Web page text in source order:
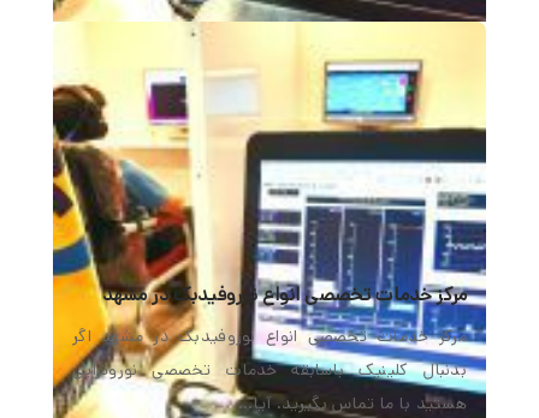
مرکز خدمات تخصصی انواع نوروفیدبک در مشهد
مرکز خدمات تخصصی انواع نوروفیدبک در مشهد اگر
بدنبال کلینیک باسابقه خدمات تخصصی نوروتراپی
هستید با ما تماس بگیرید. آیا…